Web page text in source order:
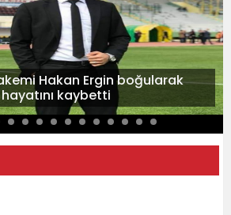
Hakan Ergin boğularak
hayatını kaybetti